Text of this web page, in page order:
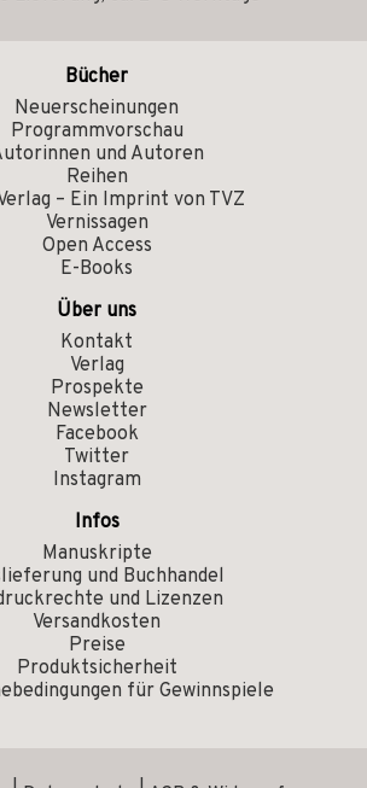
Bücher
Neuerscheinungen
Programmvorschau
und Autoren
Reihen
– Ein Imprint von TVZ
Vernissagen
Open Access
E-Books
Über uns
Kontakt
Verlag
Prospekte
Newsletter
Facebook
Twitter
Instagram
Infos
Manuskripte
und Buchhandel
und Lizenzen
Versandkosten
Preise
Produktsicherheit
für Gewinnspiele